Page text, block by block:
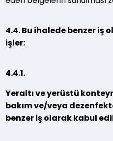
4.4. Bu ihalede benzer iş
işler:
4.4.1.
Yeraltı ve yerüstü
bakım ve/veya
benzer iş olarak kabul